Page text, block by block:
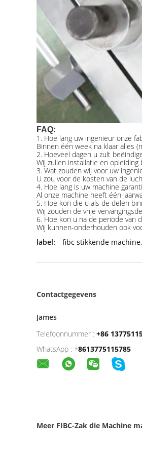
FAQ:
1. Hoe lang uw ingenieur onze
Binnen één week na klaar alles
2. Hoeveel dagen u zult
Wij zullen installatie en
3. Wat zouden wij voor uw
U zou voor de kosten van de
4. Hoe lang is uw machine
Al onze machine heeft één
5. Hoe kon die u als de delen
Wij zouden de vrije
6. Hoe kon u na de periode van
Wij kunnen-onderhouden ook
label:
fibc stikkende machine,
Contactgegevens
James
Telefoonnummer : +86
WhatsApp : +8613775115785
Meer FIBC-Zak die Machine